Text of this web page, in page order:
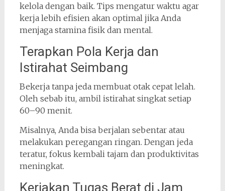
kelola dengan baik. Tips mengatur waktu agar
kerja lebih efisien akan optimal jika Anda
menjaga stamina fisik dan mental.
Terapkan Pola Kerja dan
Istirahat Seimbang
Bekerja tanpa jeda membuat otak cepat lelah.
Oleh sebab itu, ambil istirahat singkat setiap
60–90 menit.
Misalnya, Anda bisa berjalan sebentar atau
melakukan peregangan ringan. Dengan jeda
teratur, fokus kembali tajam dan produktivitas
meningkat.
Kerjakan Tugas Berat di Jam